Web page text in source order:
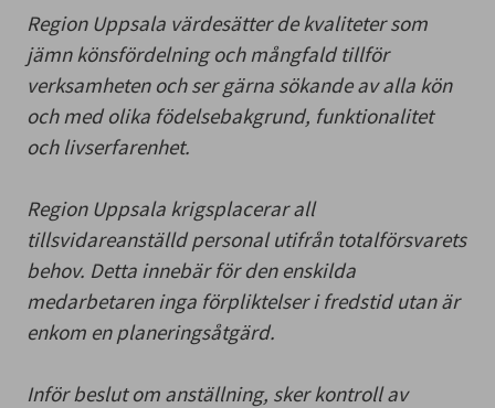
Region Uppsala värdesätter de kvaliteter som
jämn könsfördelning och mångfald tillför
verksamheten och ser gärna sökande av alla kön
och med olika födelsebakgrund, funktionalitet
och livserfarenhet.
Region Uppsala krigsplacerar all
tillsvidareanställd personal utifrån totalförsvarets
behov. Detta innebär för den enskilda
medarbetaren inga förpliktelser i fredstid utan är
enkom en planeringsåtgärd.
Inför beslut om anställning, sker kontroll av